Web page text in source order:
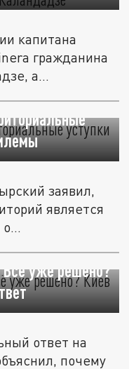
капитана
гражданина
а...
заявил,
является
уже решено?
ответ на
почему